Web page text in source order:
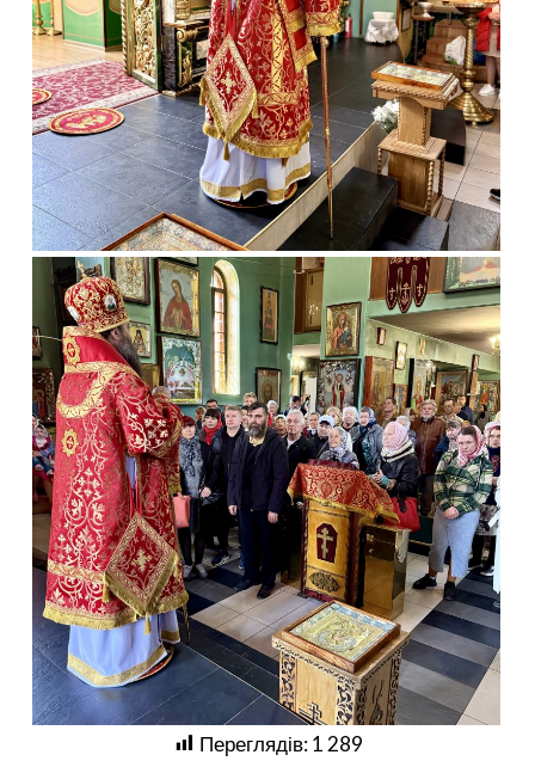
Переглядів:1 289